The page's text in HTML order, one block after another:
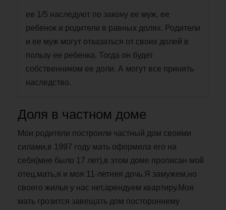
ее 1/5 наследуют по закону ее муж, ее
ребенок и родители в равных долях. Родители
и ее муж могут отказаться от своих долей в
пользу ее ребенка. Тогда он будет
собственником ее доли. А могут все принять
наследство.
Доля в частном доме
Мои родители построили частный дом своими
силами,в 1997 году мать оформила его на
себя(мне было 17 лет),в этом доме прописан мой
отец,мать,я и моя 11-летняя дочь.Я замужем,но
своего жилья у нас нет,арендуем квартиру.Моя
мать грозится завещать дом постороннему